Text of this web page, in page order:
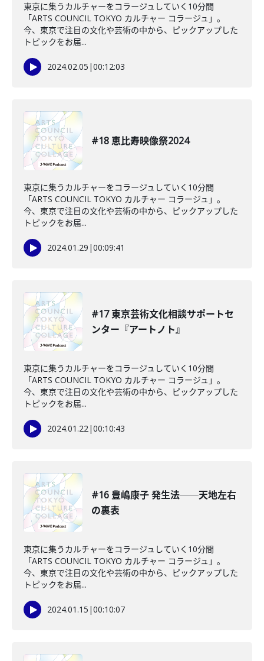
東京に集うカルチャーをコラージュしていく10分間
「ARTS COUNCIL TOKYO カルチャー コラージュ」。
今、東京で注目の文化や芸術の中から、ピックアップした
トピックをお届...
2024.02.05 |00:12:03
#18 恵比寿映像祭2024
東京に集うカルチャーをコラージュしていく10分間
「ARTS COUNCIL TOKYO カルチャー コラージュ」。
今、東京で注目の文化や芸術の中から、ピックアップした
トピックをお届...
2024.01.29 |00:09:41
#17 東京芸術文化相談サポートセ
ンター『アートノト』
東京に集うカルチャーをコラージュしていく10分間
「ARTS COUNCIL TOKYO カルチャー コラージュ」。
今、東京で注目の文化や芸術の中から、ピックアップした
トピックをお届...
2024.01.22|00:10:43
#16 豊嶋康子 発生法──天地左右
の裏表
東京に集うカルチャーをコラージュしていく10分間
「ARTS COUNCIL TOKYO カルチャー コラージュ」。
今、東京で注目の文化や芸術の中から、ピックアップした
トピックをお届...
2024.01.15 |00:10:07